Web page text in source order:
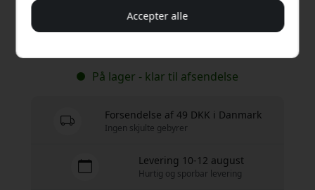
På lager - klar til afsendelse
Forsendelse af 49 DKK i Danmark
Ingen skjulte gebyrer
Levering 10-12 august
Hurtig og sporbar levering
Accepter alle